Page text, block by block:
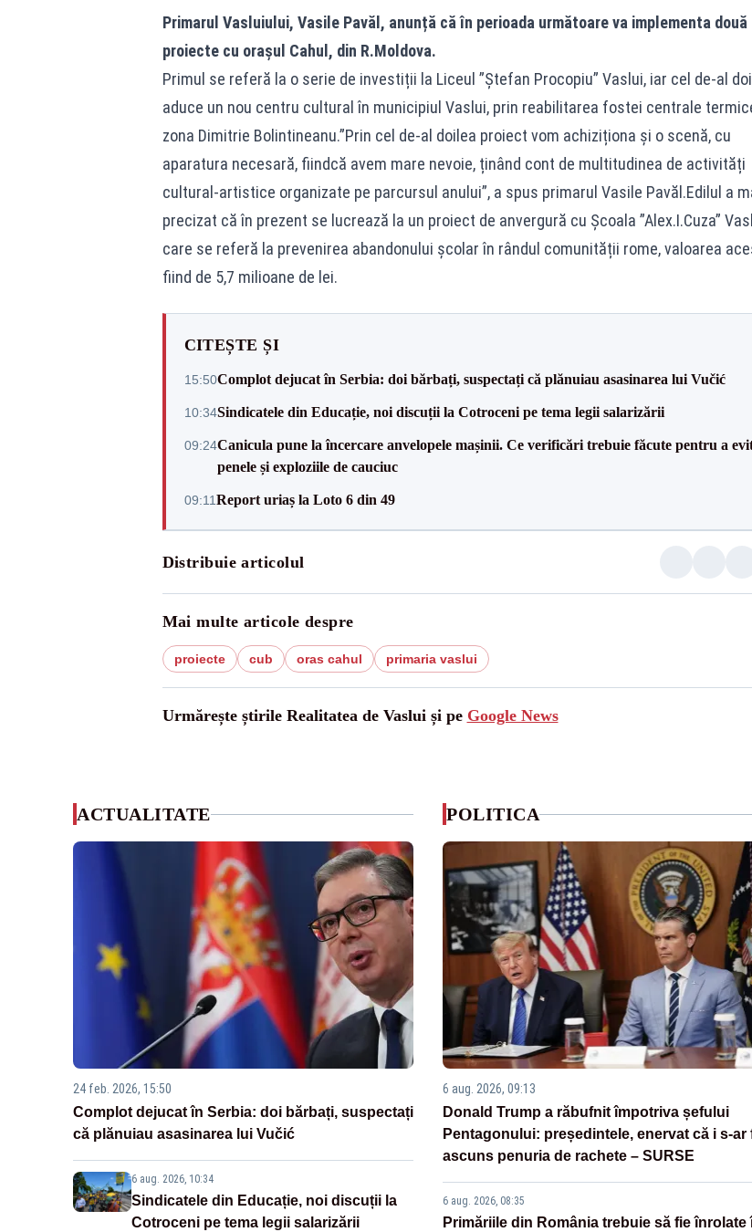
Primarul Vasluiului, Vasile Pavăl, anunță că în perioada următoare va implementa două
proiecte cu orașul Cahul, din R.Moldova.
Primul se referă la o serie de investiții la Liceul ”Ștefan Procopiu” Vaslui, iar cel de-al
aduce un nou centru cultural în municipiul Vaslui, prin reabilitarea fostei centrale
zona Dimitrie Bolintineanu.”Prin cel de-al doilea proiect vom achiziționa și o scenă, cu
aparatura necesară, fiindcă avem mare nevoie, ținând cont de multitudinea de activități
cultural-artistice organizate pe parcursul anului”, a spus primarul Vasile Pavăl.Edilul a
precizat că în prezent se lucrează la un proiect de anvergură cu Școala ”Alex.I.Cuza”
care se referă la prevenirea abandonului școlar în rândul comunității rome, valoarea
fiind de 5,7 milioane de lei.
CITEȘTE ȘI
15:50Complot dejucat în Serbia: doi bărbați, suspectați că plănuiau asasinarea lui Vučić
10:34Sindicatele din Educație, noi discuții la Cotroceni pe tema legii salarizării
09:24Canicula pune la încercare anvelopele mașinii. Ce verificări trebuie făcute pentru a
penele și exploziile de cauciuc
09:11Report uriaș la Loto 6 din 49
Distribuie articolul
Mai multe articole despre
proiecte cub oras cahul primaria vaslui
Urmărește știrile Realitatea de Vaslui și pe Google News
ACTUALITATE
24 feb. 2026, 15:50
Complot dejucat în Serbia: doi bărbați, suspectați
că plănuiau asasinarea lui Vučić
6 aug. 2026, 10:34
Sindicatele din Educație, noi discuții la
Cotroceni pe tema legii salarizării
POLITICA
6 aug. 2026, 09:13
Donald Trump a răbufnit împotriva șefului
Pentagonului: președintele, enervat că i s-ar
ascuns penuria de rachete – SURSE
6 aug. 2026, 08:35
Primăriile din România trebuie să fie înrolate